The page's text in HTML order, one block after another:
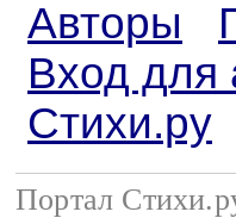
Авторы
Вход для
Стихи.ру
Портал